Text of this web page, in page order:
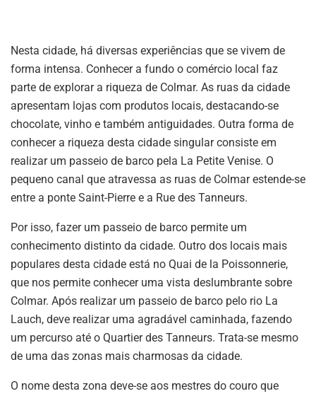
Nesta cidade, há diversas experiências que se vivem de
forma intensa. Conhecer a fundo o comércio local faz
parte de explorar a riqueza de Colmar. As ruas da cidade
apresentam lojas com produtos locais, destacando-se
chocolate, vinho e também antiguidades. Outra forma de
conhecer a riqueza desta cidade singular consiste em
realizar um passeio de barco pela La Petite Venise. O
pequeno canal que atravessa as ruas de Colmar estende-se
entre a ponte Saint-Pierre e a Rue des Tanneurs.
Por isso, fazer um passeio de barco permite um
conhecimento distinto da cidade. Outro dos locais mais
populares desta cidade está no Quai de la Poissonnerie,
que nos permite conhecer uma vista deslumbrante sobre
Colmar. Após realizar um passeio de barco pelo rio La
Lauch, deve realizar uma agradável caminhada, fazendo
um percurso até o Quartier des Tanneurs. Trata-se mesmo
de uma das zonas mais charmosas da cidade.
O nome desta zona deve-se aos mestres do couro que